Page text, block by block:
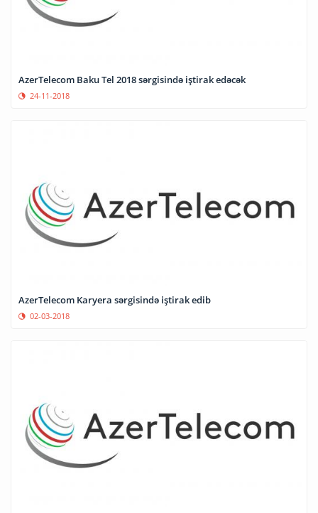
AzerTelecom Baku Tel 2018 sərgisində iştirak edəcək
24-11-2018
AzerTelecom Karyera sərgisində iştirak edib
02-03-2018